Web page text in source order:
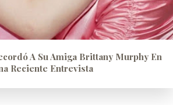
A Su Amiga Brittany Murphy En
Reciente Entrevista